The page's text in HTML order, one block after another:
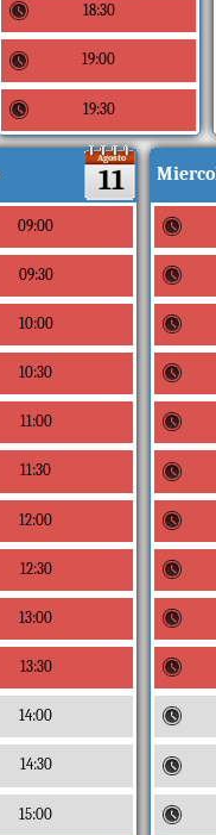
18:30
19:00
19:30
Agosto
11
09:00
09:30
10:00
10:30
11:00
11:30
12:00
12:30
13:00
13:30
14:00
14:30
15:00